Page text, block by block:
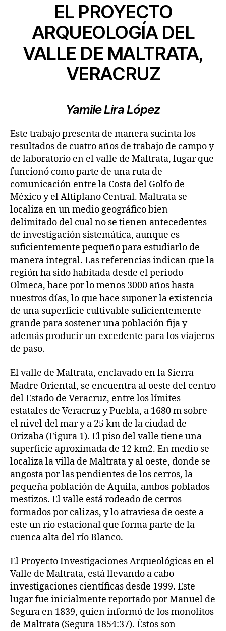
EL PROYECTO
ARQUEOLOGÍA DEL
VALLE DE MALTRATA,
VERACRUZ
Yamile Lira López
Este trabajo presenta de manera sucinta los
resultados de cuatro años de trabajo de campo y
de laboratorio en el valle de Maltrata, lugar que
funcionó como parte de una ruta de
comunicación entre la Costa del Golfo de
México y el Altiplano Central. Maltrata se
localiza en un medio geográfico bien
delimitado del cual no se tienen antecedentes
de investigación sistemática, aunque es
suficientemente pequeño para estudiarlo de
manera integral. Las referencias indican que la
región ha sido habitada desde el periodo
Olmeca, hace por lo menos 3000 años hasta
nuestros días, lo que hace suponer la existencia
de una superficie cultivable suficientemente
grande para sostener una población fija y
además producir un excedente para los viajeros
de paso.
El valle de Maltrata, enclavado en la Sierra
Madre Oriental, se encuentra al oeste del centro
del Estado de Veracruz, entre los límites
estatales de Veracruz y Puebla, a 1680 m sobre
el nivel del mar y a 25 km de la ciudad de
Orizaba (Figura 1). El piso del valle tiene una
superficie aproximada de 12 km2. En medio se
localiza la villa de Maltrata y al oeste, donde se
angosta por las pendientes de los cerros, la
pequeña población de Aquila, ambos poblados
mestizos. El valle está rodeado de cerros
formados por calizas, y lo atraviesa de oeste a
este un río estacional que forma parte de la
cuenca alta del río Blanco.
El Proyecto Investigaciones Arqueológicas en el
Valle de Maltrata, está llevando a cabo
investigaciones científicas desde 1999. Este
lugar fue inicialmente reportado por Manuel de
Segura en 1839, quien informó de los monolitos
de Maltrata (Segura 1854:37). Éstos son